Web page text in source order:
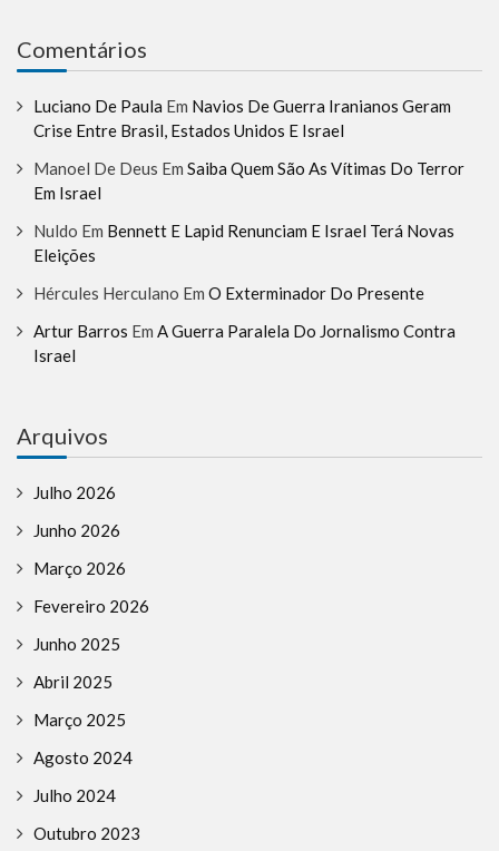
Comentários
Luciano De Paula Em Navios De Guerra Iranianos Geram
Crise Entre Brasil, Estados Unidos E Israel
Manoel De Deus Em Saiba Quem São As Vítimas Do Terror
Em Israel
Nuldo Em Bennett E Lapid Renunciam E Israel Terá Novas
Eleições
Hércules Herculano Em O Exterminador Do Presente
Artur Barros Em A Guerra Paralela Do Jornalismo Contra
Israel
Arquivos
Julho 2026
Junho 2026
Março 2026
Fevereiro 2026
Junho 2025
Abril 2025
Março 2025
Agosto 2024
Julho 2024
Outubro 2023